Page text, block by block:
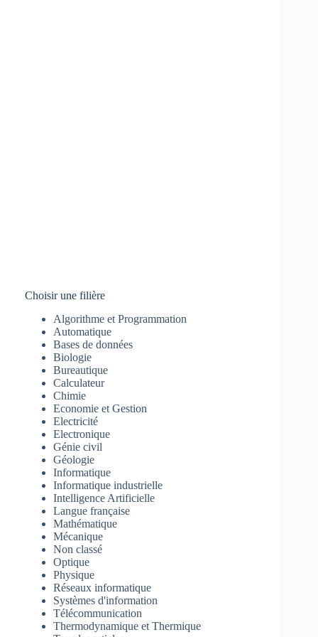
Choisir une filière
Algorithme et Programmation
Automatique
Bases de données
Biologie
Bureautique
Calculateur
Chimie
Economie et Gestion
Electricité
Electronique
Génie civil
Géologie
Informatique
Informatique industrielle
Intelligence Artificielle
Langue française
Mathématique
Mécanique
Non classé
Optique
Physique
Réseaux informatique
Systèmes d'information
Télécommunication
Thermodynamique et Thermique